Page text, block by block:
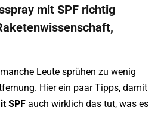
mit SPF richtig
Leute sprühen zu wenig
Hier ein paar Tipps, damit
SPF auch wirklich das tut, was es